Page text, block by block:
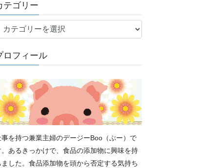
テゴリー
ロフィール
事を持つ兼業主婦のデージーBoo（ぶー）で
。あるきっかけで、食品の添加物に興味を持
ました。食品添加物を頭から否定する気持ち